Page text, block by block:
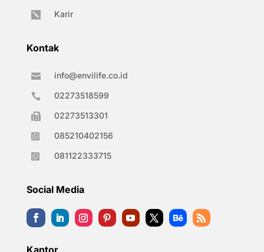
 Karir
Kontak
 info@envilife.co.id
 02273518599
 02273513301
 085210402156
 081122333715
Social Media
Kantor